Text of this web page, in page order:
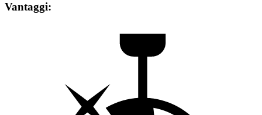
Vantaggi: